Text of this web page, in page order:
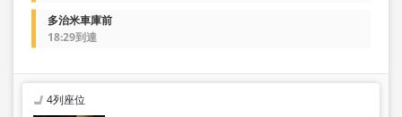
多治米車庫前
18:29到達
4列座位